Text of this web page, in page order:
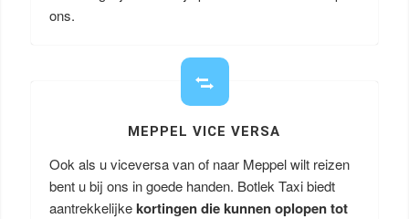
ons.
MEPPEL VICE VERSA
Ook als u viceversa van of naar Meppel wilt reizen
bent u bij ons in goede handen. Botlek Taxi biedt
aantrekkelijkekortingen die kunnen oplopen tot